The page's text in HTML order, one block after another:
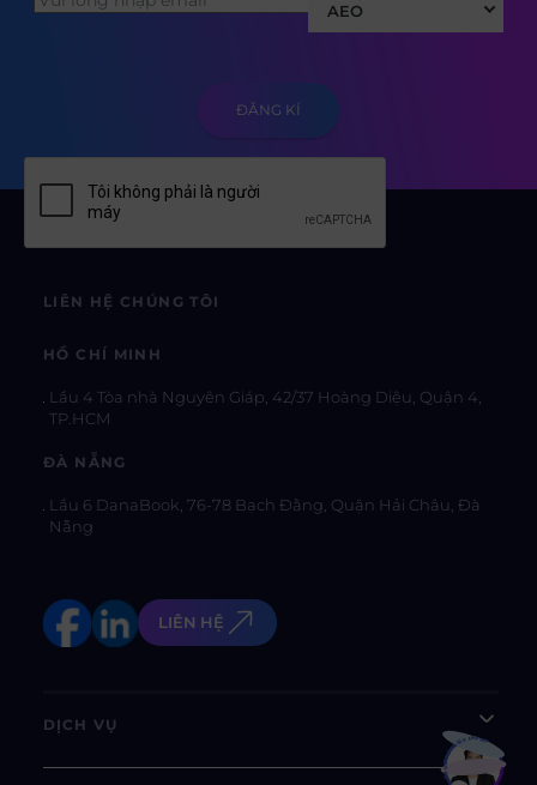
AEO
LIÊN HỆ CHÚNG TÔI
HỒ CHÍ MINH
Lầu 4 Tòa nhà Nguyên Giáp, 42/37 Hoàng Diệu, Quận 4,
TP.HCM
ĐÀ NẴNG
Lầu 6 DanaBook, 76-78 Bạch Đằng, Quận Hải Châu, Đà
Nẵng
LIÊN HỆ
DỊCH VỤ Bạn muốn hiểu thêm?